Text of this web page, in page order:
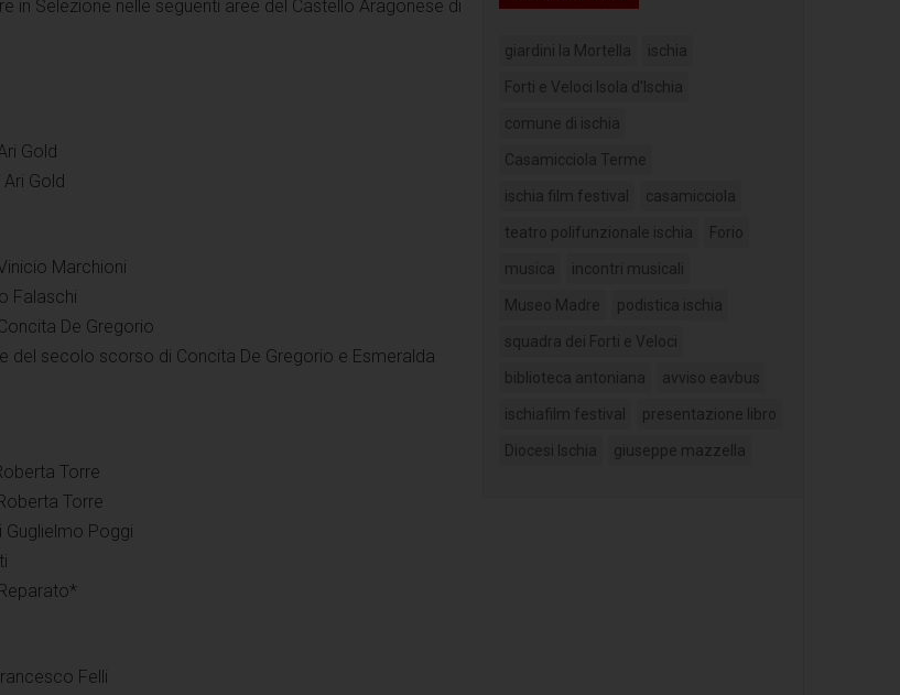
in Selezione nelle seguenti aree del Castello Aragonese di
Gold
Gold
Marchioni
Falaschi
De Gregorio
del secolo scorso di Concita De Gregorio e Esmeralda
Torre
Torre
Guglielmo Poggi
Felli
giardini la Mortella ischia
Forti e Veloci Isola d'Ischia
comune di ischia
Casamicciola Terme
ischia film festival casamicciola
teatro polifunzionale ischia Forio
musica incontri musicali
Museo Madre podistica ischia
squadra dei Forti e Veloci
biblioteca antoniana avviso eavbus
ischiafilm festival presentazione libro
Diocesi Ischia giuseppe mazzella